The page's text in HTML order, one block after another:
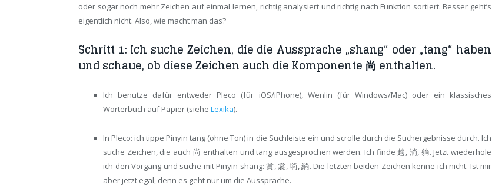
oder sogar noch mehr Zeichen auf einmal lernen, richtig analysiert und richtig nach Funktion sortiert. Besser geht’s
eigentlich nicht. Also, wie macht man das?
Schritt 1: Ich suche Zeichen, die die Aussprache „shang“ oder „tang“ haben
und schaue, ob diese Zeichen auch die Komponente 尚 enthalten.
Ich benutze dafür entweder Pleco (für iOS/iPhone), Wenlin (für Windows/Mac) oder ein klassisches
Wörterbuch auf Papier (siehe Lexika).
In Pleco: ich tippe Pinyin tang (ohne Ton) in die Suchleiste ein und scrolle durch die Suchergebnisse durch. Ich
suche Zeichen, die auch 尚 enthalten und tang ausgesprochen werden. Ich finde 趟, 淌, 躺. Jetzt wiederhole
ich den Vorgang und suche mit Pinyin shang: 賞, 裳, 埫, 緔. Die letzten beiden Zeichen kenne ich nicht. Ist mir
aber jetzt egal, denn es geht nur um die Aussprache.